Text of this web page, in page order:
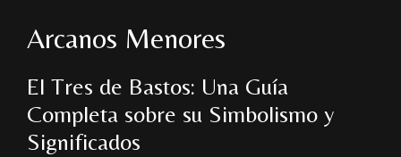
Arcanos Menores
El Tres de Bastos: Una Guía
Completa sobre su Simbolismo y
Significados